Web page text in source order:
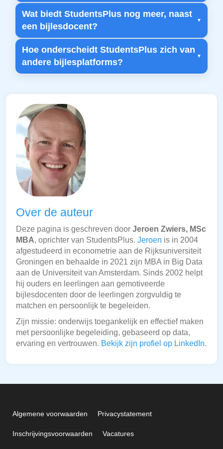
Wat biedt StudentsPlus nog meer, naast
een bijlesdocent?
Hoe onderscheidt StudentsPlus zich van
andere bijlesplatforms?
Over de auteur
Deze pagina is geschreven door Jeroen Zwiers, MSc
MBA, oprichter van StudentsPlus. Jeroen is in 2004
afgestudeerd in econometrie aan de Rijksuniversiteit
Groningen en behaalde in 2021 zijn MBA in Big Data
aan de Universiteit van Amsterdam. Sinds 2002 helpt
hij ouders en leerlingen aan gemotiveerde
bijlesdocenten door de leerlingen zorgvuldig te
matchen en persoonlijk te begeleiden.
Zijn missie: onderwijs toegankelijk en effectief maken
met persoonlijke begeleiding, gebaseerd op data,
ervaring en vertrouwen. Bekijk zijn profiel op LinkedIn.
Algemene voorwaarden Privacystatement
Inschrijvingsvoorwaarden Vacatures